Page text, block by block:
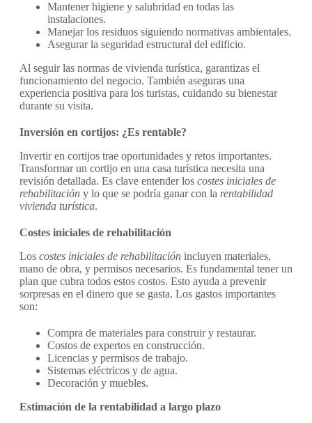
Mantener higiene y salubridad en todas las
instalaciones.
Manejar los residuos siguiendo normativas ambientales.
Asegurar la seguridad estructural del edificio.
Al seguir las normas de vivienda turística, garantizas el
funcionamiento del negocio. También aseguras una
experiencia positiva para los turistas, cuidando su bienestar
durante su visita.
Inversión en cortijos: ¿Es rentable?
Invertir en cortijos trae oportunidades y retos importantes.
Transformar un cortijo en una casa turística necesita una
revisión detallada. Es clave entender los costes iniciales de
rehabilitación y lo que se podría ganar con la rentabilidad
vivienda turística.
Costes iniciales de rehabilitación
Los costes iniciales de rehabilitación incluyen materiales,
mano de obra, y permisos necesarios. Es fundamental tener un
plan que cubra todos estos costos. Esto ayuda a prevenir
sorpresas en el dinero que se gasta. Los gastos importantes
son:
Compra de materiales para construir y restaurar.
Costos de expertos en construcción.
Licencias y permisos de trabajo.
Sistemas eléctricos y de agua.
Decoración y muebles.
Estimación de la rentabilidad a largo plazo